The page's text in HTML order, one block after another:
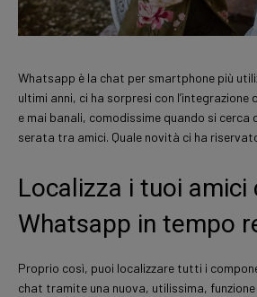
Whatsapp è la chat per smartphone più
ultimi anni, ci ha sorpresi con l’integrazione
e mai banali, comodissime quando si cerca
serata tra amici. Quale novità ci ha
Localizza i tuoi amici
Whatsapp in tempo
Proprio così, puoi localizzare tutti i
chat tramite una nuova, utilissima,